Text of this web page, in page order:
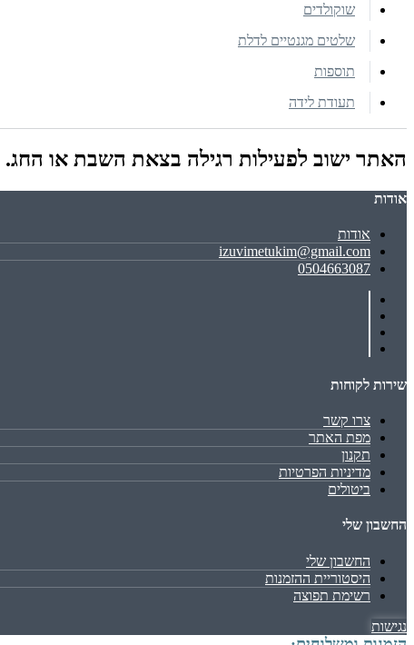
שוקולדים
שלטים מגנטיים לדלת
תוספות
תעודת לידה
האתר ישוב לפעילות רגילה בצאת השבת או החג.
אודות
אודות
izuvimetukim@gmail.com
0504663087
שירות לקוחות
צרו קשר
מפת האתר
תקנון
מדיניות הפרטיות
ביטולים
החשבון שלי
החשבון שלי
היסטוריית ההזמנות
רשימת תפוצה
נגישות